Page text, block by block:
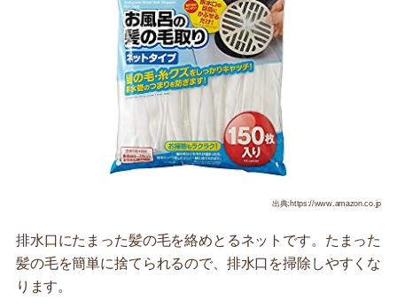
出典:https://www.amazon.co.jp
排水口にたまった髪の毛を絡めとるネットです。たまった
髪の毛を簡単に捨てられるので、排水口を掃除しやすくな
ります。